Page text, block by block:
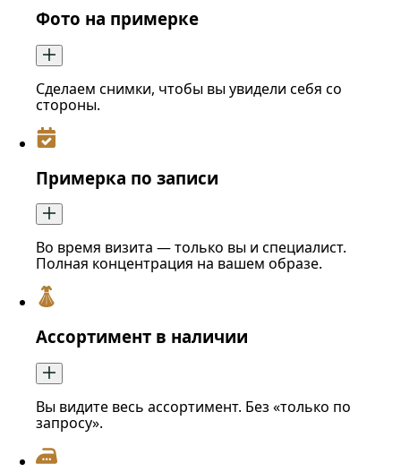
Фото на примерке
Сделаем снимки, чтобы вы увидели себя со
стороны.
Примерка по записи
Во время визита — только вы и специалист.
Полная концентрация на вашем образе.
Ассортимент в наличии
Вы видите весь ассортимент. Без «только по
запросу».